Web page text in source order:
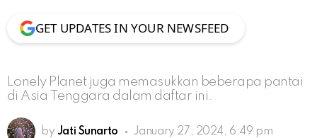
GET UPDATES IN YOUR NEWSFEED
Lonely Planet juga memasukkan beberapa pantai
di Asia Tenggara dalam daftar ini.
by Jati Sunarto January 27, 2024, 6:49 pm